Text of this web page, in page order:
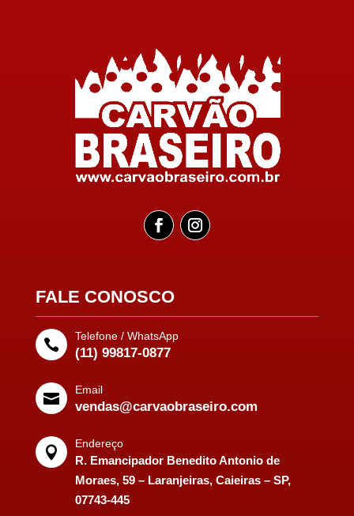
FALE CONOSCO

Telefone / WhatsApp
(11) 99817-0877

Email
vendas@carvaobraseiro.com

Endereço
R. Emancipador Benedito Antonio de
Moraes, 59 – Laranjeiras, Caieiras – SP,
07743-445